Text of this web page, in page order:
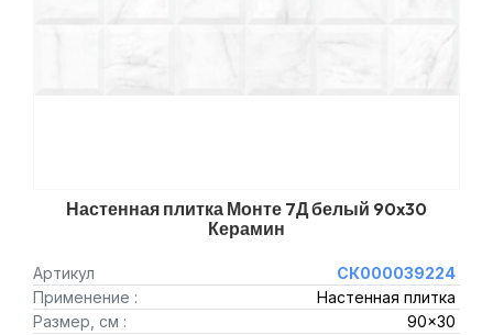
Настенная плитка Монте 7Д белый 90x30
Керамин
Артикул
СК000039224
Применение :
Настенная плитка
Размер, см :
90x30